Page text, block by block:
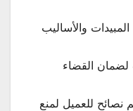
والأساليب
لضمان القضاء
نصائح للعميل لمنع